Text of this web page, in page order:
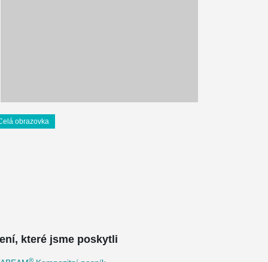
obrazovka
které jsme poskytli
®